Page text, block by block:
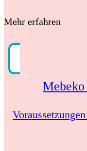
Mehr erfahren